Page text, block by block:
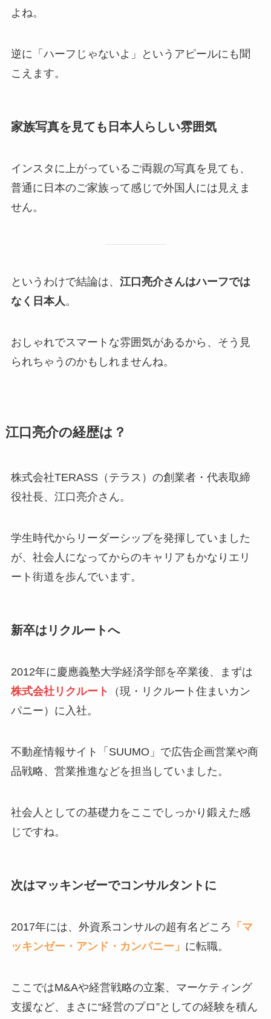
よね。
逆に「ハーフじゃないよ」というアピールにも聞
こえます。
家族写真を見ても日本人らしい雰囲気
インスタに上がっているご両親の写真を見ても、
普通に日本のご家族って感じで外国人には見えま
せん。
というわけで結論は、 江口亮介さんはハーフでは
なく日本人 。
おしゃれでスマートな雰囲気があるから、そう見
られちゃうのかもしれませんね。
江口亮介の経歴は？
株式会社TERASS（テラス）の創業者・代表取締
役社長、江口亮介さん。
学生時代からリーダーシップを発揮していました
が、社会人になってからのキャリアもかなりエリ
ート街道を歩んでいます。
新卒はリクルートへ
2012年に慶應義塾大学経済学部を卒業後、まずは
株式会社リクルート
（現・リクルート住まいカン
パニー）に入社。
不動産情報サイト「SUUMO」で広告企画営業や商
品戦略、営業推進などを担当していました。
社会人としての基礎力をここでしっかり鍛えた感
じですね。
次はマッキンゼーでコンサルタントに
2017年には、外資系コンサルの超有名どころ 「マ
ッキンゼー・アンド・カンパニー」 に転職。
ここではM&Aや経営戦略の立案、マーケティング
支援など、まさに“経営のプロ”としての経験を積ん